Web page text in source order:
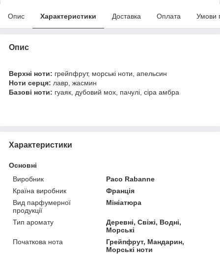
Опис Характеристики Доставка Оплата Умови
Опис
Верхні ноти: грейпфрут, морські ноти, апельсин
Ноти серця: лавр, жасмин
Базові ноти: гуаяк, дубовий мох, пачулі, сіра амбра
Характеристики
Основні
Виробник
Paco Rabanne
Країна виробник
Франція
Вид парфумерної
продукції
Мініатюра
Тип аромату
Деревні, Свіжі, Водні,
Морські
Початкова нота
Грейпфрут, Мандарин,
Морські ноти